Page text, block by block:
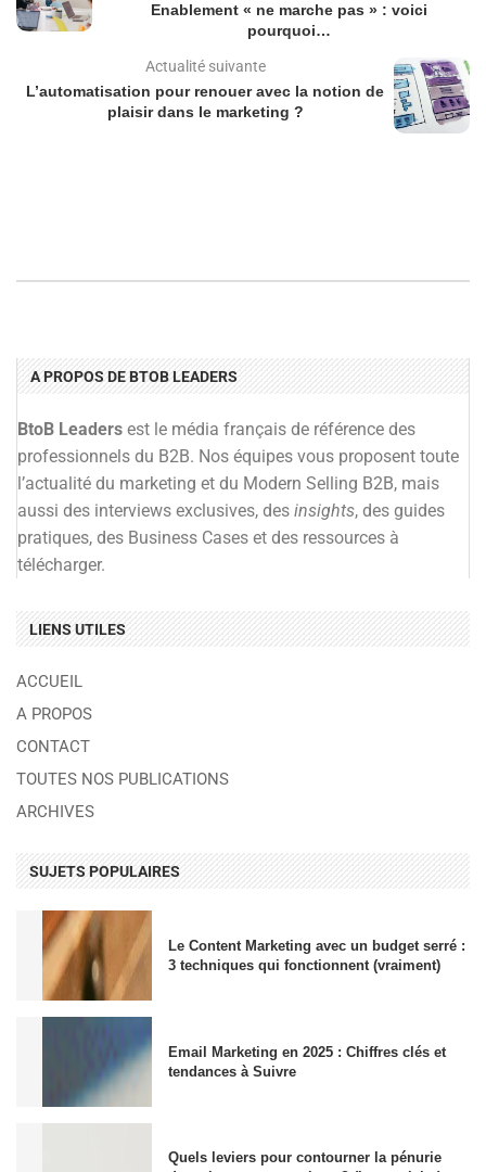
Enablement « ne marche pas » : voici
pourquoi…
Actualité suivante
L’automatisation pour renouer avec la notion de
plaisir dans le marketing ?
A PROPOS DE BTOB LEADERS
BtoB Leaders est le média français de référence des
professionnels du B2B. Nos équipes vous proposent toute
l’actualité du marketing et du Modern Selling B2B, mais
aussi des interviews exclusives, des insights, des guides
pratiques, des Business Cases et des ressources à
télécharger.
LIENS UTILES
ACCUEIL
A PROPOS
CONTACT
TOUTES NOS PUBLICATIONS
ARCHIVES
SUJETS POPULAIRES
Le Content Marketing avec un budget serré :
3 techniques qui fonctionnent (vraiment)
Email Marketing en 2025 : Chiffres clés et
tendances à Suivre
Quels leviers pour contourner la pénurie